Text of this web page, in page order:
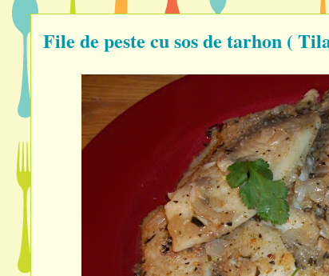
File de peste cu sos de tarhon (